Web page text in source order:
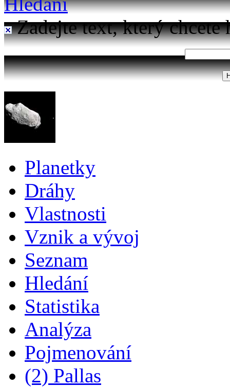
Zadejte text, který chcete
Planetky
Dráhy
Vlastnosti
Vznik a vývoj
Seznam
Hledání
Statistika
Analýza
Pojmenování
(2) Pallas